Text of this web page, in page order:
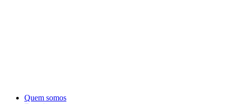
Quem somos